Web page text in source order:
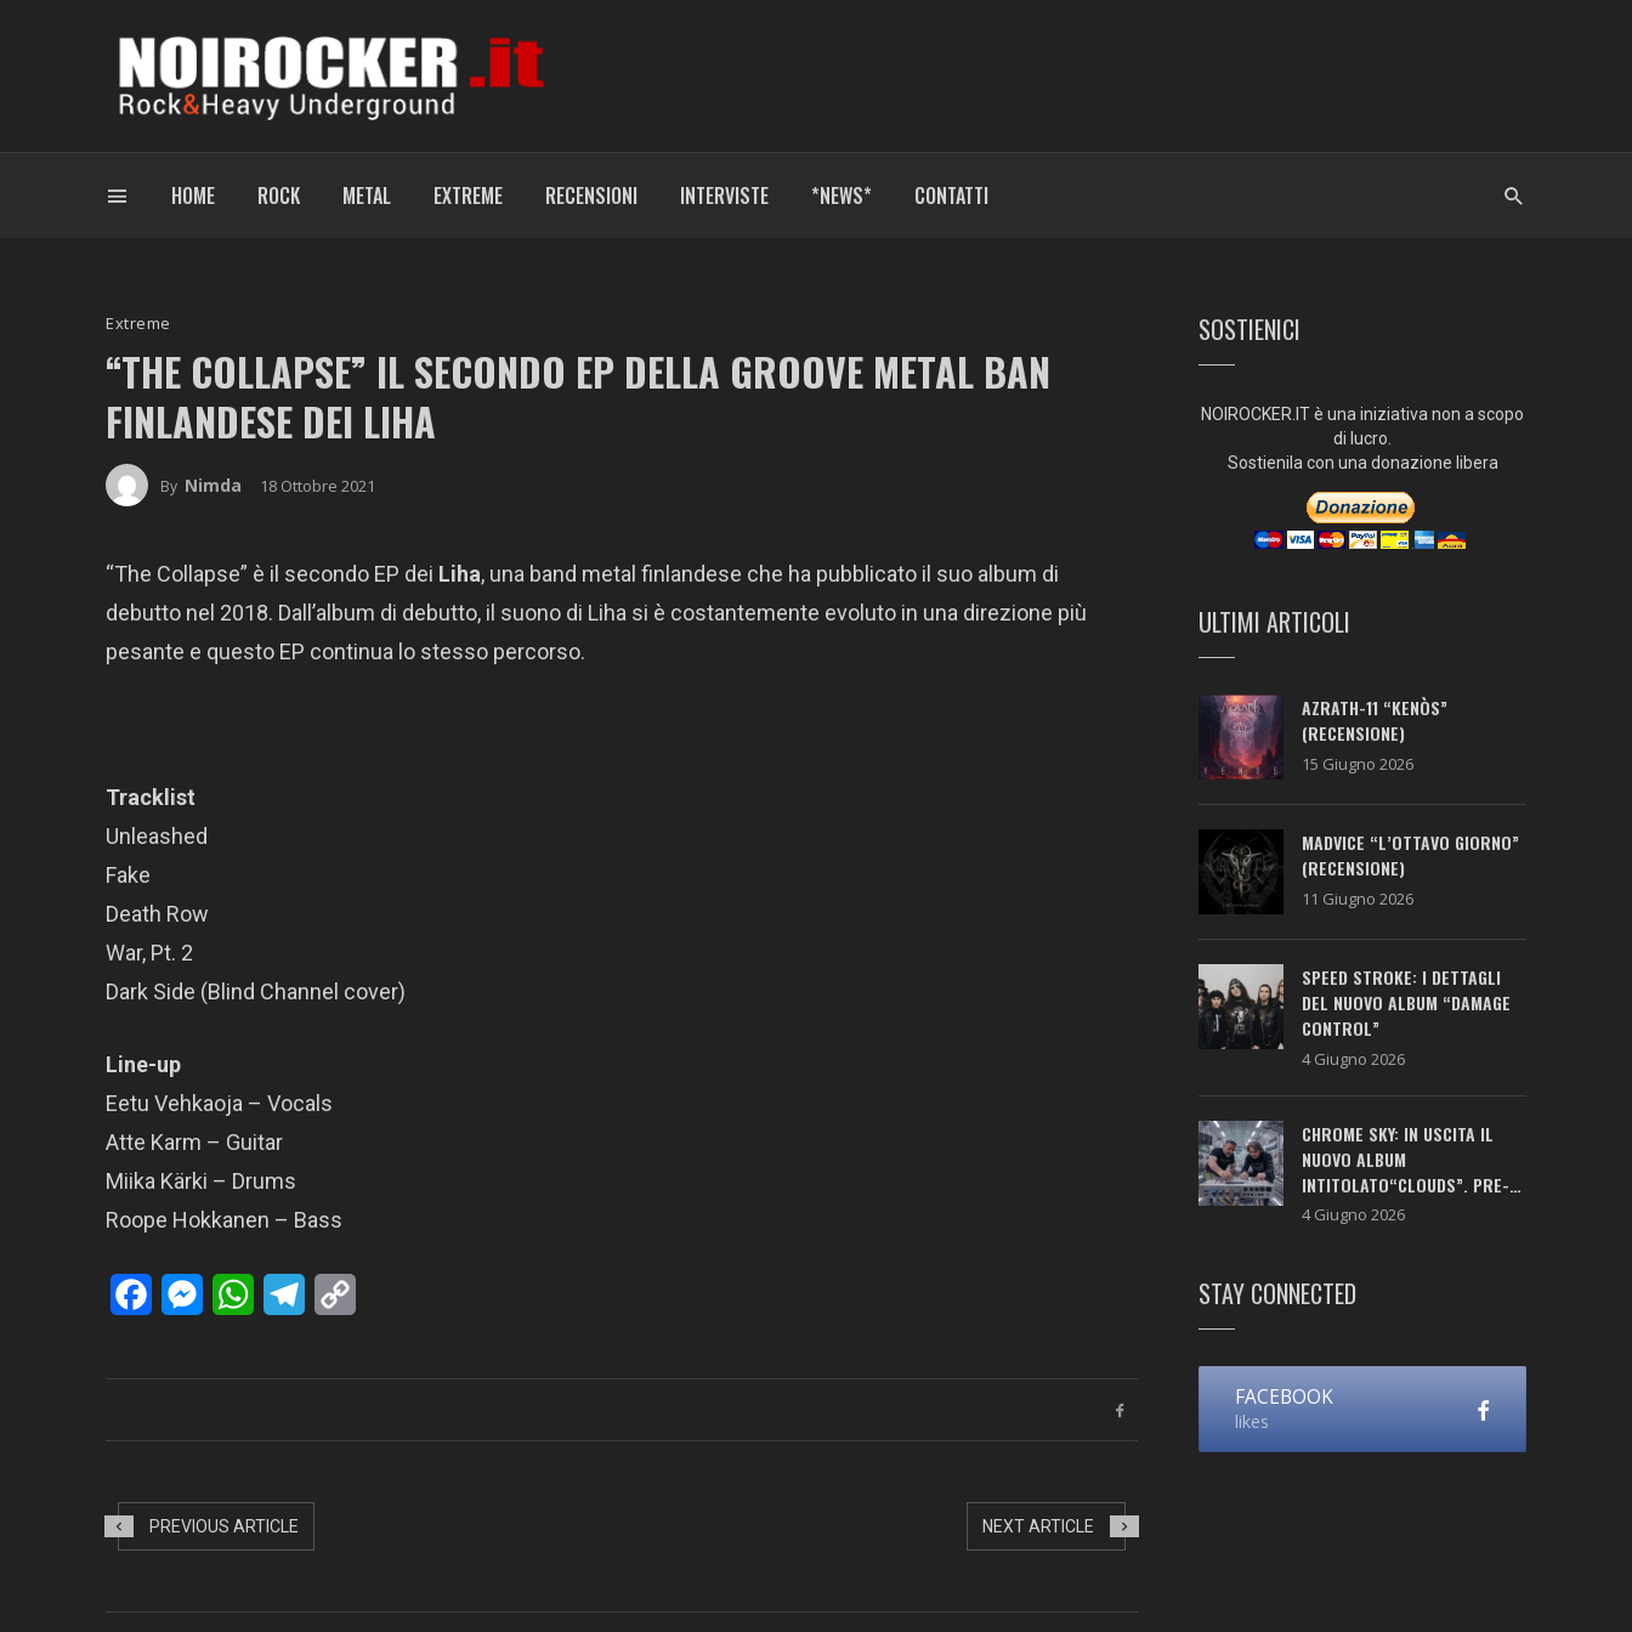
HOME ROCK METAL EXTREME RECENSIONI INTERVISTE *NEWS* CONTATTI
Extreme
“THE COLLAPSE” IL SECONDO EP DELLA GROOVE METAL BAN
FINLANDESE DEI LIHA
By Nimda 18 Ottobre 2021
“The Collapse” è il secondo EP dei Liha, una band metal finlandese che ha pubblicato il suo album di
debutto nel 2018. Dall’album di debutto, il suono di Liha si è costantemente evoluto in una direzione più
pesante e questo EP continua lo stesso percorso.
Tracklist
Unleashed
Fake
Death Row
War, Pt. 2
Dark Side (Blind Channel cover)
Line-up
Eetu Vehkaoja – Vocals
Atte Karm – Guitar
Miika Kärki – Drums
Roope Hokkanen – Bass
FacebookMessengerWhatsAppTelegram
PREVIOUS ARTICLE NEXT ARTICLE
SOSTIENICI
NOIROCKER.IT è una iniziativa non a scopo
di lucro.
Sostienila con una donazione libera
ULTIMI ARTICOLI
AZRATH-11 “KENÒS”
(RECENSIONE)
15 Giugno 2026
MADVICE “L’OTTAVO GIORNO”
(RECENSIONE)
11 Giugno 2026
SPEED STROKE: I DETTAGLI
DEL NUOVO ALBUM “DAMAGE
CONTROL”
4 Giugno 2026
CHROME SKY: IN USCITA IL
NUOVO ALBUM
INTITOLATO“CLOUDS”. PRE-
SAVE ATTIVO!
4 Giugno 2026
STAY CONNECTED
FACEBOOK
likes